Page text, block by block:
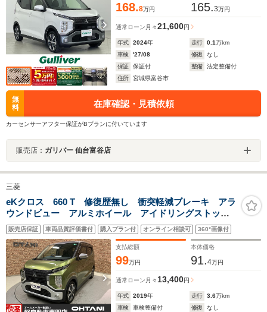
168.8万円 165.3万円
通常ローン 月々21,600円
年式 2024年 走行 0.1万km
車検
'27/08 修復
なし
保証
保証付 整備
法定整備付
住所
宮城県富谷市
無
料
在庫確認・見積依頼
カーセンサーアフター保証がBプランに付いています
販売店： ガリバー 仙台富谷店
三菱
eKクロス 660 T 修復歴無し 衝突軽減ブレーキ アラ
ウンドビュー アルミホイール アイドリングストッ
プ ターボ キーフリー オートエアコン LEDヘッド
ライト
販売店保証 車両品質評価書付 購入プラン付 オンライン相談可 360°画像付
支払総額
99万円
本体価格
91.4万円
通常ローン 月々 13,400円
年式 2019年 走行 3.6万km
車検
車検整備付 修復
なし